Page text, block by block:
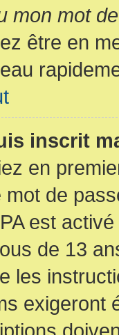
mon mot
être en
inscrit
en
mot de
est
de 13
les
exigeront